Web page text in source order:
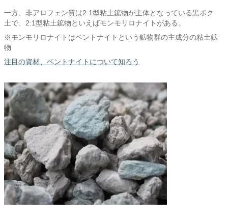
一方、非アロフェン質は2:1型粘土鉱物が主体となっている黒ボク
土で、2:1型粘土鉱物といえばモンモリロナイトがある。
※モンモリロナイトはベントナイトという鉱物群の主成分の粘土鉱
物
注目の資材、ベントナイトについて知ろう